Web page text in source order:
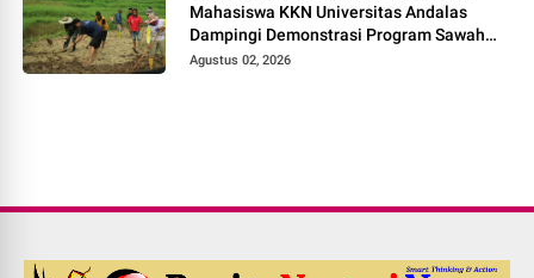
Mahasiswa KKN Universitas Andalas
Dampingi Demonstrasi Program Sawah
Pokok Murah di Jorong Bayua
Agustus 02, 2026